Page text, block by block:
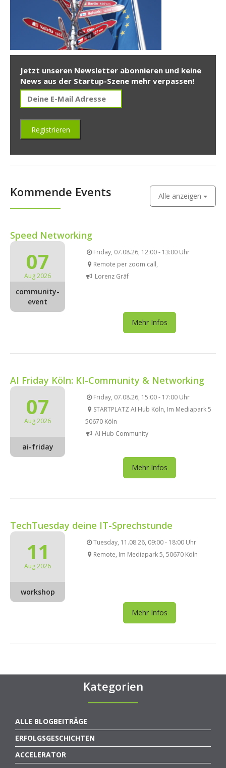
Jetzt unseren Newsletter abonnieren und keine
News aus der Startup-Szene mehr verpassen!
Kommende Events Alle anzeigen
Speed Networking
07
Aug 2026
community-
event
Friday, 07.08.26, 12:00 - 13:00 Uhr
Remote per zoom call,
Lorenz Gräf
Mehr Infos
AI Friday Köln: KI-Community & Networking
07
Aug 2026
ai-friday
Friday, 07.08.26, 15:00 - 17:00 Uhr
STARTPLATZ AI Hub Köln, Im Mediapark 5
50670 Köln
AI Hub Community
Mehr Infos
TechTuesday deine IT-Sprechstunde
11
Aug 2026
workshop
Tuesday, 11.08.26, 09:00 - 18:00 Uhr
Remote, Im Mediapark 5, 50670 Köln
Mehr Infos
Kategorien
ALLE BLOGBEITRÄGE
ERFOLGSGESCHICHTEN
ACCELERATOR